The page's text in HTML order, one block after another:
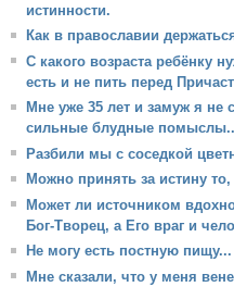
истинности.
Как в православии
С какого возраста ребёнку
есть и не пить перед
Мне уже 35 лет и замуж я
сильные блудные
Разбили мы с соседкой
Можно принять за истину
Может ли источником
Бог-Творец, а Его враг и
Не могу есть постную пищу...
Мне сказали, что у меня